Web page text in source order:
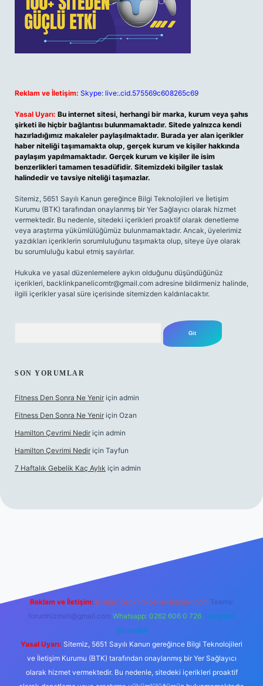
Reklam ve İletişim: Skype: live:.cid.575569c608265c69
Yasal Uyarı: Bu internet sitesi, herhangi bir marka, kurum veya şahıs
şirketi ile hiçbir bağlantısı bulunmamaktadır. Sitede yalnızca kendi
hazırladığımız makaleler paylaşılmaktadır. Burada yer alan içerikler
haber niteliği taşımamakta olup, gerçek kurum ve kişiler hakkında
paylaşım yapılmamaktadır. Gerçek kurum ve kişiler ile isim
benzerlikleri tamamen tesadüfidir. Sitemizdeki bilgiler taslak
halindedir ve tavsiye niteliği taşımazlar.
Sitemiz, 5651 Sayılı Kanun gereğince Bilgi Teknolojileri ve İletişim
Kurumu (BTK) tarafından onaylanmış bir Yer Sağlayıcı olarak hizmet
vermektedir. Bu nedenle, sitedeki içerikleri proaktif olarak denetleme
veya araştırma yükümlülüğümüz bulunmamaktadır. Ancak, üyelerimiz
yazdıkları içeriklerin sorumluluğunu taşımakta olup, siteye üye olarak
bu sorumluluğu kabul etmiş sayılırlar.
Hukuka ve yasal düzenlemelere aykırı olduğunu düşündüğünüz
içerikleri, backlinkpanelicomtr@gmail.com adresine bildirmeniz halinde,
ilgili içerikler yasal süre içerisinde sitemizden kaldırılacaktır.
SON YORUMLAR
Fitness Den Sonra Ne Yenir için admin
Fitness Den Sonra Ne Yenir için Ozan
Hamilton Çevrimi Nedir için admin
Hamilton Çevrimi Nedir için Tayfun
7 Haftalık Gebelik Kaç Aylık için admin
Reklam ve İletişim: E-mail: backlinkpaneli@gmail.com Teams:
forumhizmeti@gmail.com Whatsapp: 0262 606 0 726 Telegram:
@karabul
Yasal Uyarı: Sitemiz, 5651 Sayılı Kanun gereğince Bilgi Teknolojileri
ve İletişim Kurumu (BTK) tarafından onaylanmış bir Yer Sağlayıcı
olarak hizmet vermektedir. Bu nedenle, sitedeki içerikleri proaktif